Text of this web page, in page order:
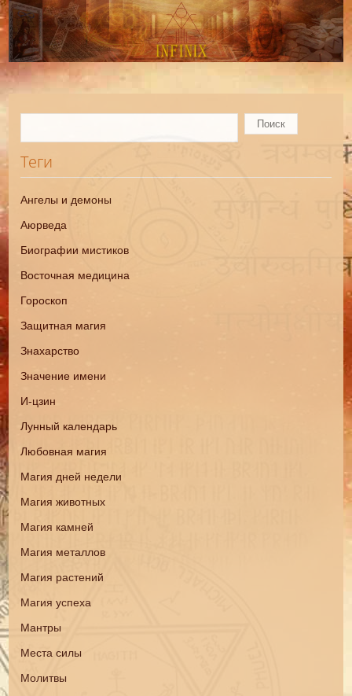
Теги
Ангелы и демоны
Аюрведа
Биографии мистиков
Восточная медицина
Гороскоп
Защитная магия
Знахарство
Значение имени
И-цзин
Лунный календарь
Любовная магия
Магия дней недели
Магия животных
Магия камней
Магия металлов
Магия растений
Магия успеха
Мантры
Места силы
Молитвы